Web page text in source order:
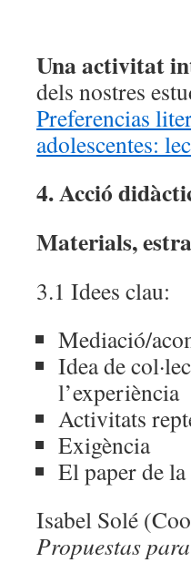
Una activitat
dels nostres
Preferencias
adolescentes:
4. Acció
Materials,
3.1 Idees clau:
Mediació/
Idea de
l’experiència
Activitats
Exigència
El paper de
Isabel Solé
Propuestas